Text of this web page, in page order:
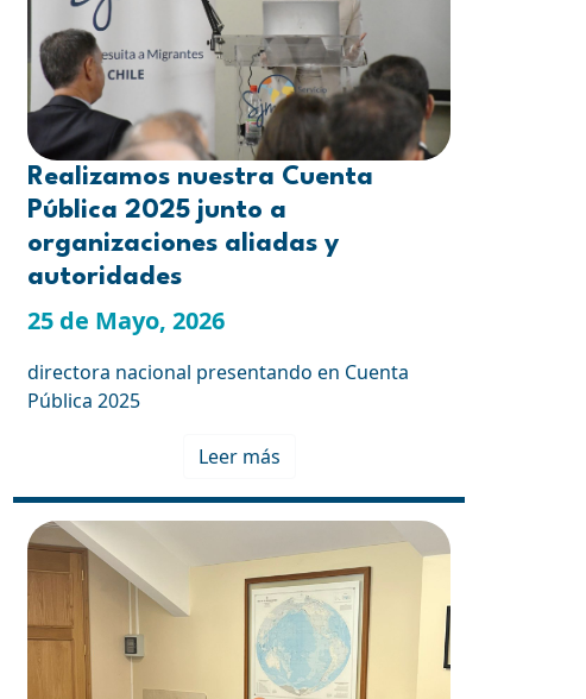
Realizamos nuestra Cuenta
Pública 2025 junto a
organizaciones aliadas y
autoridades
25 de Mayo, 2026
directora nacional presentando en Cuenta
Pública 2025
Leer más